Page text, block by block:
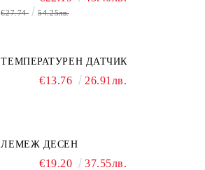
€27.74 54.25лв.
ТЕМПЕРАТУРЕН ДАТЧИК
€13.76 26.91лв.
ЛЕМЕЖ ДЕСЕН
€19.20 37.55лв.